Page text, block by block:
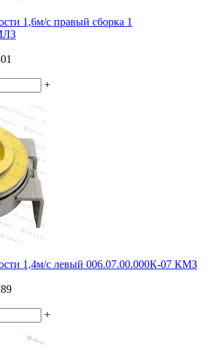
1,6м/с правый сборка 1
+
1,4м/с левый 006.07.00.000К-07 КМЗ
+